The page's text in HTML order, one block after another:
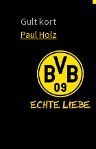
Gult kort
Paul Holz